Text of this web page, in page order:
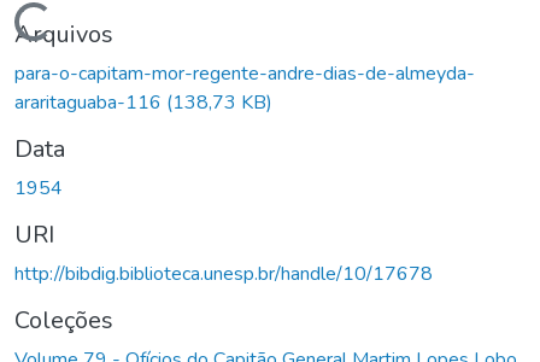
Carregando...
Arquivos
para-o-capitam-mor-regente-andre-dias-de-almeyda-
araritaguaba-116 (138,73 KB)
Data
1954
URI
http://bibdig.biblioteca.unesp.br/handle/10/17678
Coleções